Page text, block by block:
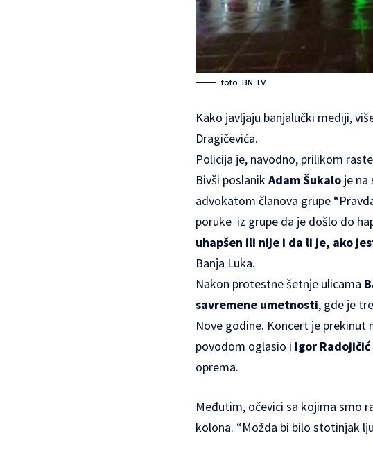
foto: BN TV
Kako javljaju banjalučki mediji,
Dragičevića.
Policija je, navodno, prilikom
Bivši poslanikAdam Šukalo je na
advokatom članova grupe
poruke iz grupe da je došlo do
uhapšen ili nije i da li je, ako
Banja Luka.
Nakon protestne šetnje ulicama
savremene umetnosti, gde je
Nove godine. Koncert je
povodom oglasio i Igor Radojičić
oprema.
Međutim, očevici sa kojima smo
kolona. “Možda bi bilo stotinjak